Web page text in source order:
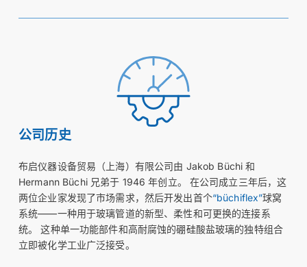
公司历史
布启仪器设备贸易（上海）有限公司由 Jakob Büchi 和
Hermann Büchi 兄弟于 1946 年创立。 在公司成立三年后，这
两位企业家发现了市场需求，然后开发出首个“büchiflex”球窝
系统——一种用于玻璃管道的新型、柔性和可更换的连接系
统。 这种单一功能部件和高耐腐蚀的硼硅酸盐玻璃的独特组合
立即被化学工业广泛接受。